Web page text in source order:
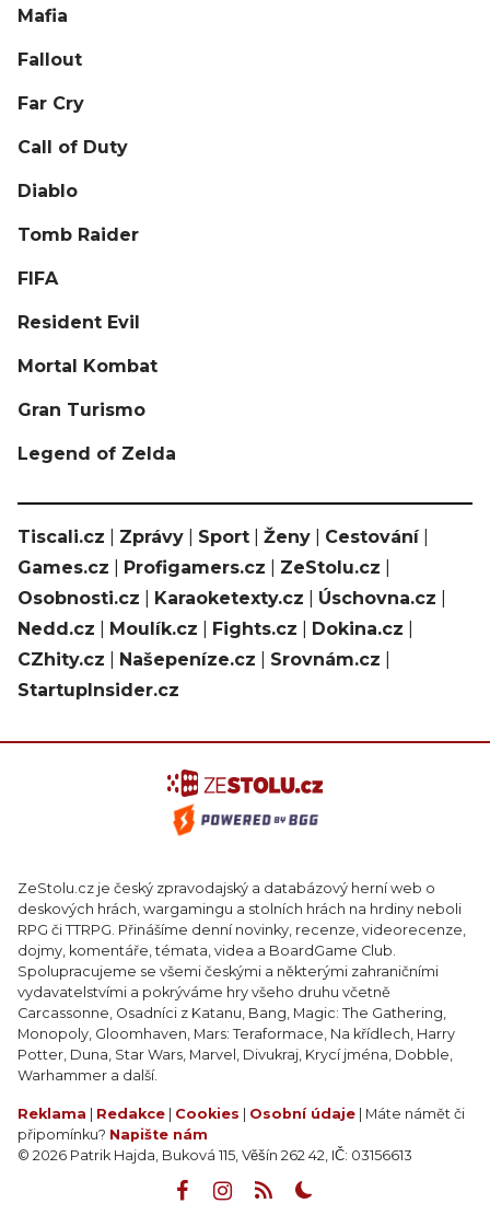
Mafia
Fallout
Far Cry
Call of Duty
Diablo
Tomb Raider
FIFA
Resident Evil
Mortal Kombat
Gran Turismo
Legend of Zelda
Tiscali.cz Zprávy Sport Ženy Cestování|
Games.cz
Profigamers.cz ZeStolu.cz
Osobnosti.cz
Karaoketexty.cz Úschovna.cz
Nedd.cz
Moulík.cz Fights.cz Dokina.cz
CZhity.cz
Našepeníze.cz Srovnám.cz
StartupInsider.cz
ZeStolu.cz je český zpravodajský a databázový herní web o
deskových hrách, wargamingu a stolních hrách na hrdiny neboli
RPG či TTRPG. Přinášíme denní novinky, recenze, videorecenze,
dojmy, komentáře, témata, videa a BoardGame Club.
Spolupracujeme se všemi českými a některými zahraničními
vydavatelstvími a pokrýváme hry všeho druhu včetně
Carcassonne, Osadníci z Katanu, Bang, Magic: The Gathering,
Monopoly, Gloomhaven, Mars: Teraformace, Na křídlech, Harry
Potter, Duna, Star Wars, Marvel, Divukraj, Krycí jména, Dobble,
Warhammer a další.
Reklama Redakce Cookies Osobní údaje | Máte námět či
připomínku? Napište nám
© 2026 Patrik Hajda, Buková 115, Věšín 262 42, IČ: 03156613